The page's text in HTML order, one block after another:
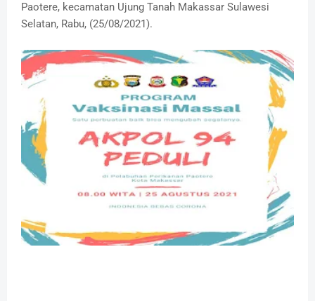
Paotere, kecamatan Ujung Tanah Makassar Sulawesi
Selatan, Rabu, (25/08/2021).